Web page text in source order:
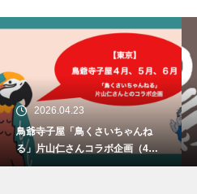
2026.04.23
鳥爺寺子屋「鳥くさいちゃんね
る」片山仁さんコラボ企画（4月2
9日、5月30日、6月21日）開催